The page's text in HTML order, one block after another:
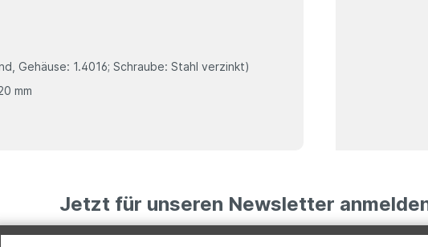
Gehäuse: 1.4016; Schraube: Stahl verzinkt)
mm
Jetzt für unseren Newsletter